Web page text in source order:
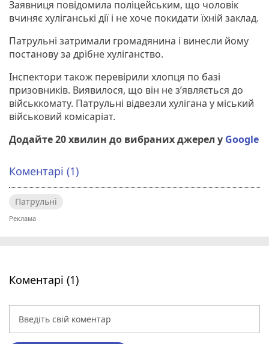
Заявниця повідомила поліцейським, що чоловік
вчиняє хуліганські дії і не хоче покидати їхній заклад.
Патрульні затримали громадянина і винесли йому
постанову за дрібне хуліганство.
Інспектори також перевірили хлопця по базі
призовників. Виявилося, що він не з’являється до
військкомату. Патрульні відвезли хулігана у міський
військовий комісаріат.
Додайте 20 хвилин до вибраних джерел у Google
Коментарі (1)
Патрульні
Коментарі (1)